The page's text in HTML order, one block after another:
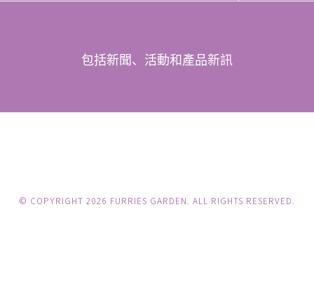
包括新聞、活動和產品新訊
© COPYRIGHT 2026 FURRIES GARDEN. ALL RIGHTS RESERVED.